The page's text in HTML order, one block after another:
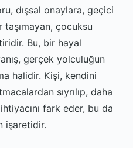
dışsal onaylara, geçici
çocuksu
Bu, bir hayal
gerçek yolculuğun
halidir. Kişi, kendini
sıyrılıp, daha
fark eder, bu da
işaretidir.